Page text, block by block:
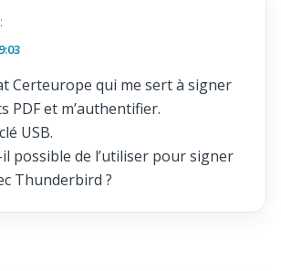
Certeurope qui me sert à signer
PDF et m’authentifier.
USB.
possible de l’utiliser pour signer
Thunderbird ?